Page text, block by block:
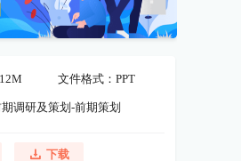
文件格式：PPT
调研及策划-前期策划
下载